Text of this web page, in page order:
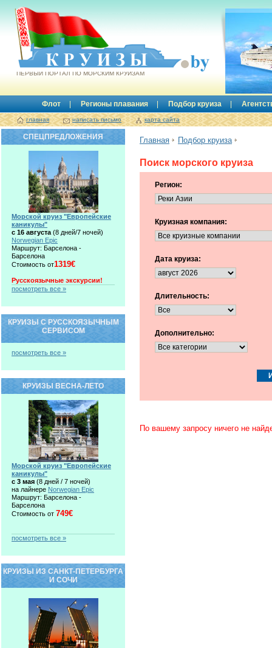
Круизы.by
ПЕРВЫЙ ПОРТАЛ ПО МОРСКИМ КРУИЗАМ
Флот Регионы плавания Подбор круиза
главная написать письмо карта сайта
Главная Подбор круиза
Поиск морского круиза
Регион:
Круизная компания:
Дата круиза:
Длительность:
Дополнительно:
По вашему запросу ничего не
СПЕЦПРЕДЛОЖЕНИЯ
Морской круиз "Европейские
каникулы"
с 16 августа (8 дней/7 ночей)
Norwegian Epic
Маршрут: Барселона -
Барселона
Стоимость от1319€
Русскоязычные экскурсии!
посмотреть все »
КРУИЗЫ С РУССКОЯЗЫЧНЫМ
СЕРВИСОМ
посмотреть все »
КРУИЗЫ ВЕСНА-ЛЕТО
Морской круиз "Европейские
каникулы"
c 3 мая (8 дней / 7 ночей)
на лайнере Norwegian Epic
Маршрут: Барселона -
Барселона
Стоимость от 749€
посмотреть все »
КРУИЗЫ ИЗ САНКТ-ПЕТЕРБУРГА
И СОЧИ